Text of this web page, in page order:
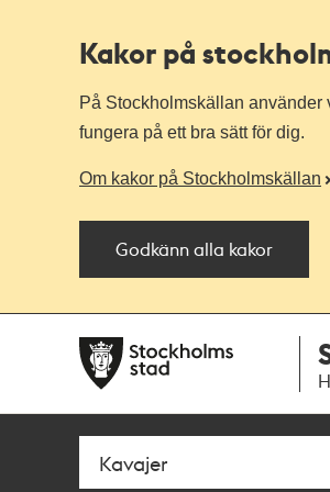
Kakor på
På Stockholmskällan använder
fungera på ett bra sätt för dig.
Om kakor på Stockholmskällan
Godkänn alla kakor
navigationen
huvudinnehållet
Sök